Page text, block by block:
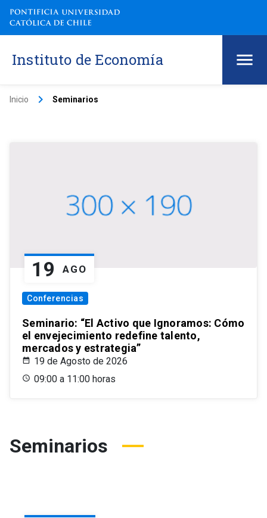
Instituto de Economía
Inicio keyboard_arrow_right Seminarios
19 AGO
Conferencias
Seminario: “El Activo que Ignoramos: Cómo
el envejecimiento redefine talento,
mercados y estrategia”
19 de Agosto de 2026
09:00 a 11:00 horas
Seminarios